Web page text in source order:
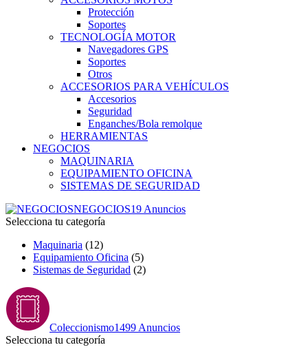
Protección
Soportes
TECNOLOGÍA MOTOR
Navegadores GPS
Soportes
Otros
ACCESORIOS PARA VEHÍCULOS
Accesorios
Seguridad
Enganches/Bola remolque
HERRAMIENTAS
NEGOCIOS
MAQUINARIA
EQUIPAMIENTO OFICINA
SISTEMAS DE SEGURIDAD
NEGOCIOS19 Anuncios
Selecciona tu categoría
Maquinaria (12)
Equipamiento Oficina (5)
Sistemas de Seguridad (2)
Coleccionismo1499 Anuncios
Selecciona tu categoría